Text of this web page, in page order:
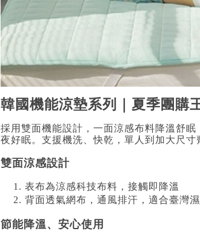
韓國機能涼墊系列｜夏季團購
採用雙面機能設計，一面涼感布料降溫舒
夜好眠。支援機洗、快乾，單人到加大尺
雙面涼感設計
表布為涼感科技布料，接觸即降溫
背面透氣網布，通風排汗，適合臺灣
節能降溫、安心使用